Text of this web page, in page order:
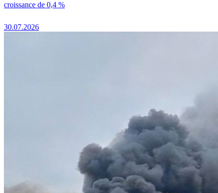
croissance de 0,4 %
30.07.2026